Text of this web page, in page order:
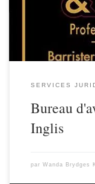
SERVICES
Bureau
Inglis
par Wanda Brydges